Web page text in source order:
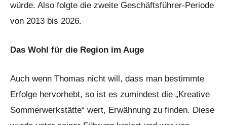
würde. Also folgte die zweite Geschäftsführer-Periode
von 2013 bis 2026.
Das Wohl für die Region im Auge
Auch wenn Thomas nicht will, dass man bestimmte
Erfolge hervorhebt, so ist es zumindest die „Kreative
Sommerwerkstätte“ wert, Erwähnung zu finden. Diese